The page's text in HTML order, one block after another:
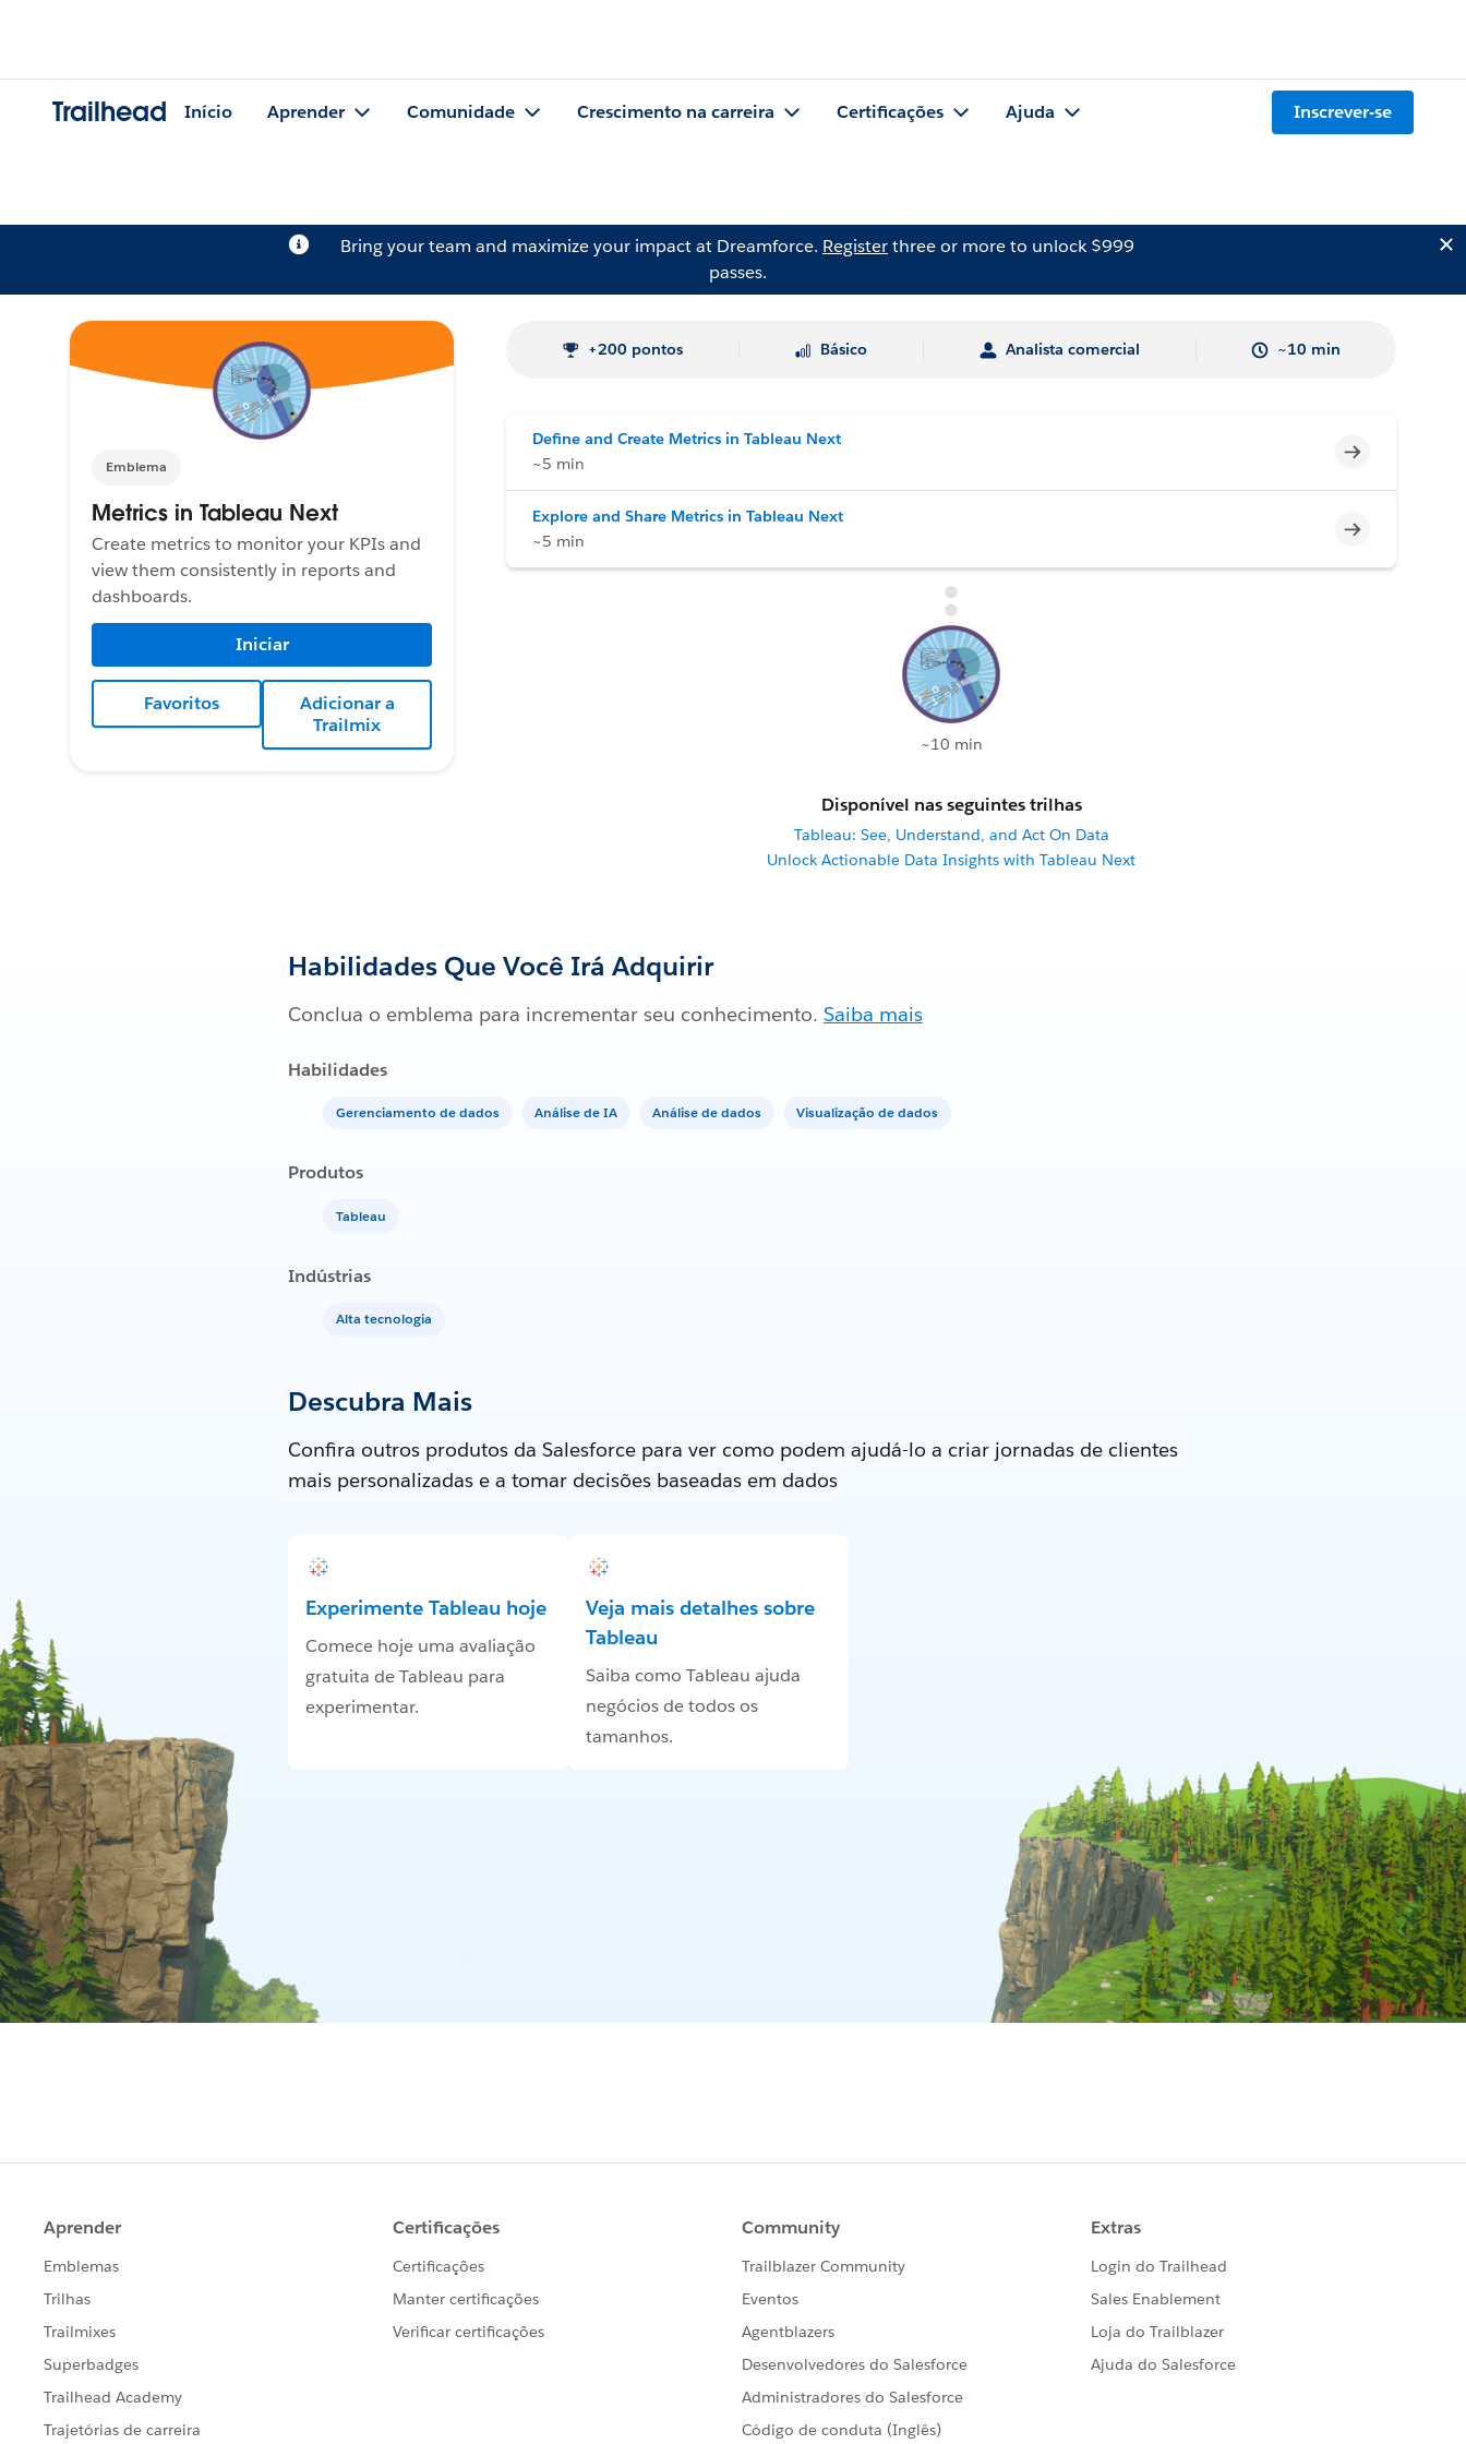
Trailhead Início Aprender Comunidade Crescimento na carreira Certificações Ajuda Inscrever-se
Bring your team and maximize your impact at Dreamforce. Registerthree or more to unlock $999
passes.
Emblema
Metrics in Tableau Next
Create metrics to monitor your KPIs and
view them consistently in reports and
dashboards.
Iniciar
Favoritos
Adicionar a
Trailmix
+200 pontos Básico Analista comercial ~10 min
Define and Create Metrics in Tableau Next
~5 min
Incompleto
Explore and Share Metrics in Tableau Next
~5 min
Incompleto
~10 min
Disponível nas seguintes trilhas
Tableau: See, Understand, and Act On Data
Unlock Actionable Data Insights with Tableau Next
Habilidades Que Você Irá Adquirir
Conclua o emblema para incrementar seu conhecimento. Saiba mais
Habilidades
Gerenciamento de dados Análise de IA Análise de dados Visualização de dados
Produtos
Tableau
Indústrias
Alta tecnologia
Descubra Mais
Confira outros produtos da Salesforce para ver como podem ajudá-lo a criar jornadas de clientes
mais personalizadas e a tomar decisões baseadas em dados
Experimente Tableau hoje
Comece hoje uma avaliação
gratuita de Tableau para
experimentar.
Veja mais detalhes sobre
Tableau
Saiba como Tableau ajuda
negócios de todos os
tamanhos.